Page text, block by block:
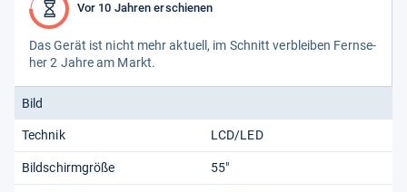
Vor 10 Jahren erschienen
Das Gerät ist nicht mehr aktu­ell, im Schnitt ver­blei­ben Fern­se­
her 2 Jahre am Markt.
Bild
Technik LCD/LED
Bildschirmgröße 55"